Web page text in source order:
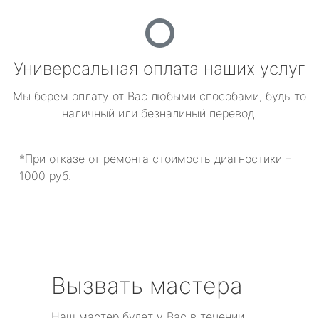
Универсальная оплата наших услуг
Мы берем оплату от Вас любыми способами, будь то
наличный или безналиный перевод.
*При отказе от ремонта стоимость диагностики –
1000 руб.
Вызвать мастера